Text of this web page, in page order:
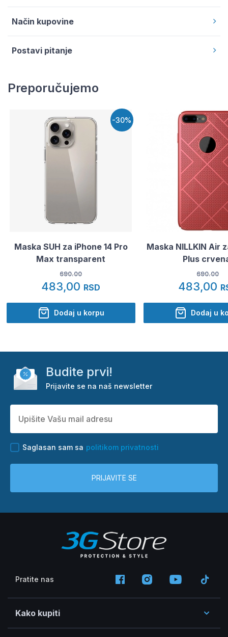
Način kupovine
Postavi pitanje
Preporučujemo
-30%
Maska SUH za iPhone 14 Pro
Max transparent
690.00
483,00 RSD
Dodaj u korpu
Maska NILLKIN Air
Plus
690.00
483,00
Dodaj u
Budite prvi!
Prijavite se na naš newsletter
Saglasan sam sa politikom privatnosti
PRIJAVITE SE
Pratite nas
Kako kupiti